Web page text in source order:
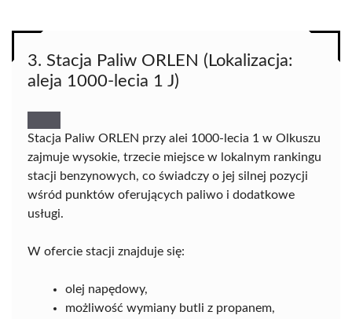
3. Stacja Paliw ORLEN (Lokalizacja:
aleja 1000-lecia 1 J)
Stacja Paliw ORLEN przy alei 1000-lecia 1 w Olkuszu
zajmuje wysokie, trzecie miejsce w lokalnym rankingu
stacji benzynowych, co świadczy o jej silnej pozycji
wśród punktów oferujących paliwo i dodatkowe
usługi.
W ofercie stacji znajduje się:
olej napędowy,
możliwość wymiany butli z propanem,